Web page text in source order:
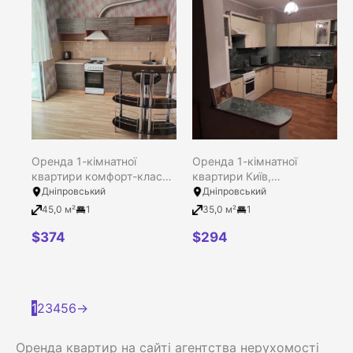
Оренда 1-кімнатної
квартири комфорт-класу
в ЖК Садовий, Київ,
Дніпровський район,
вулиця, 25
Дніпровський
45,0 м²
1
$374
Оренда 1-кімнатної
квартири Київ,
Дніпровський район,
Сосницька вулиця, 19
Дніпровський
35,0 м²
1
$294
123456→
Оренда квартир на сайті агентства нерухомості